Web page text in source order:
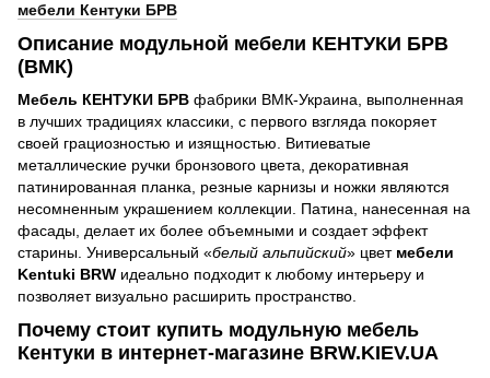
мебели Кентуки БРВ
Описание модульной мебели КЕНТУКИ БРВ
(ВМК)
Мебель КЕНТУКИ БРВ фабрики ВМК-Украина, выполненная
в лучших традициях классики, с первого взгляда покоряет
своей грациозностью и изящностью. Витиеватые
металлические ручки бронзового цвета, декоративная
патинированная планка, резные карнизы и ножки являются
несомненным украшением коллекции. Патина, нанесенная на
фасады, делает их более объемными и создает эффект
старины. Универсальный «белый альпийский» цвет мебели
Kentuki BRW идеально подходит к любому интерьеру и
позволяет визуально расширить пространство.
Почему стоит купить модульную мебель
Кентуки в интернет-магазине BRW.KIEV.UA